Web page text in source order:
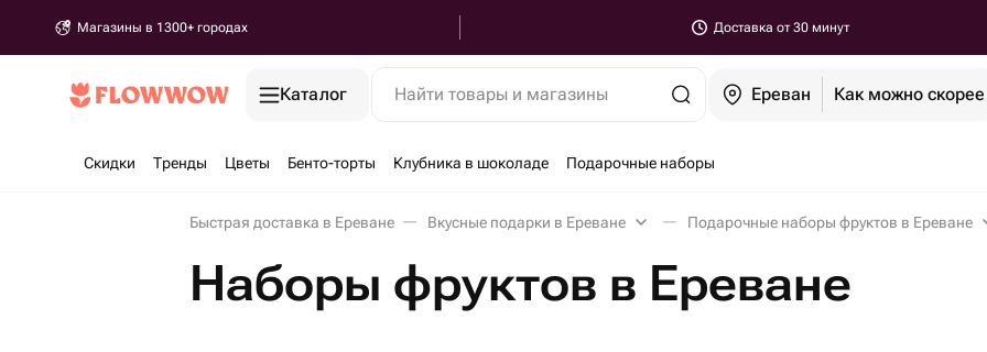
Магазины в 1300+ городах Доставка от 30 минут
Каталог Найти товары и магазины Ереван Как можно скорее
Скидки Тренды Цветы Бенто-торты Клубника в шоколаде Подарочные наборы
Быстрая доставка в Ереване Вкусные подарки в Ереване Подарочные наборы фруктов в Ереване
Наборы фруктов в Ереване